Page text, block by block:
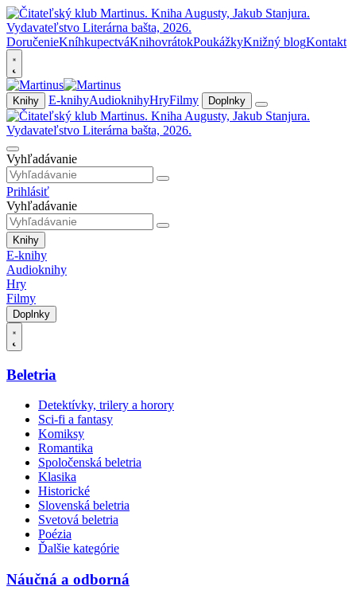
DoručenieKníhkupectváKnihovrátokPoukážkyKnižný blogKontakt
Knihy E-knihyAudioknihyHryFilmy Doplnky
Vyhľadávanie
Prihlásiť
Vyhľadávanie
Knihy
E-knihy
Audioknihy
Hry
Filmy
Doplnky
Beletria
Detektívky, trilery a horory
Sci-fi a fantasy
Komiksy
Romantika
Spoločenská beletria
Klasika
Historické
Slovenská beletria
Svetová beletria
Poézia
Ďalšie kategórie
Náučná a odborná